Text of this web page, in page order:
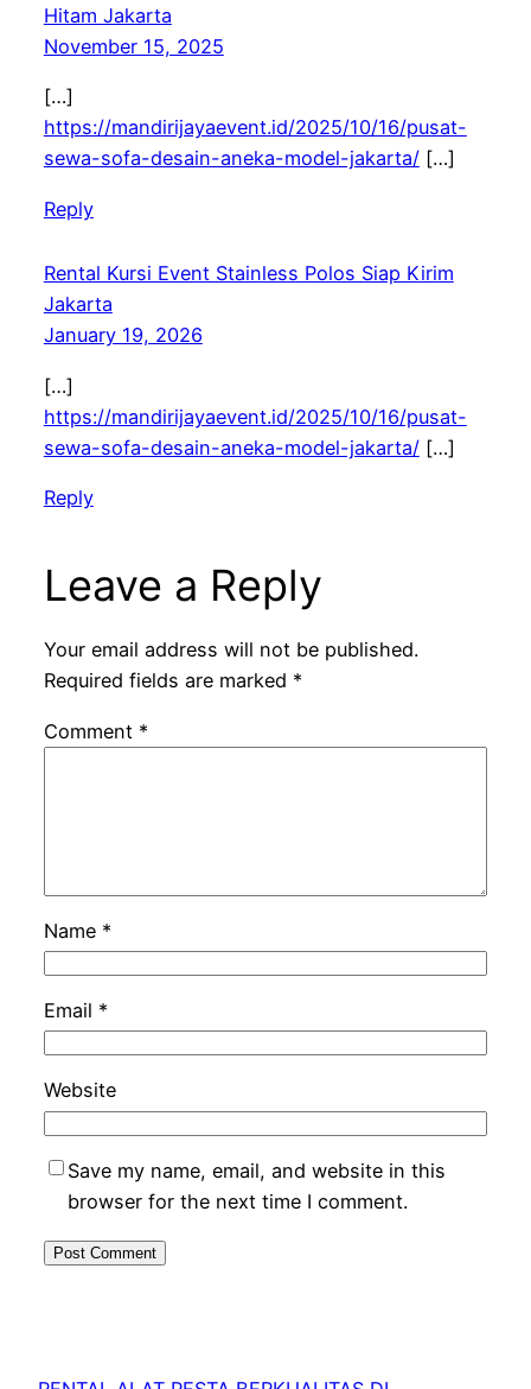
Hitam Jakarta
November 15, 2025
[…]
https://mandirijayaevent.id/2025/10/16/pusat-
sewa-sofa-desain-aneka-model-jakarta/[…]
Reply
Rental Kursi Event Stainless Polos Siap Kirim
Jakarta
January 19, 2026
[…]
https://mandirijayaevent.id/2025/10/16/pusat-
sewa-sofa-desain-aneka-model-jakarta/[…]
Reply
Leave a Reply
Your email address will not be published.
Required fields are marked *
Comment *
Name *
Email *
Website
Save my name, email, and website in this
browser for the next time I comment.